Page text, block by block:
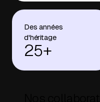
Des années
d'héritage
25+